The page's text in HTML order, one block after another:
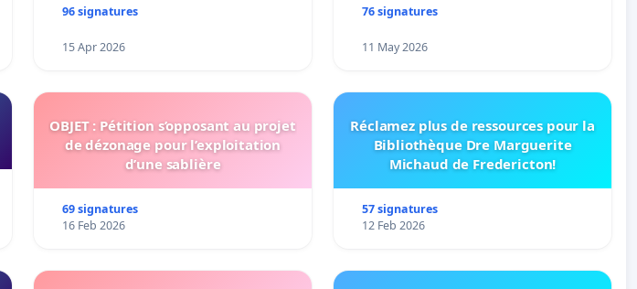
96 signatures
15 Apr 2026
76 signatures
11 May 2026
OBJET : Pétition s’opposant au projet
de dézonage pour l’exploitation
d’une sablière
69 signatures
16 Feb 2026
Réclamez plus de ressources pour la
Bibliothèque Dre Marguerite
Michaud de Fredericton!
57 signatures
12 Feb 2026